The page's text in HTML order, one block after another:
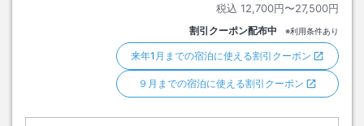
税込 12,700円〜27,500円
割引クーポン配布中 ※利用条件あり
来年1月までの宿泊に使える割引クーポン
９月までの宿泊に使える割引クーポン